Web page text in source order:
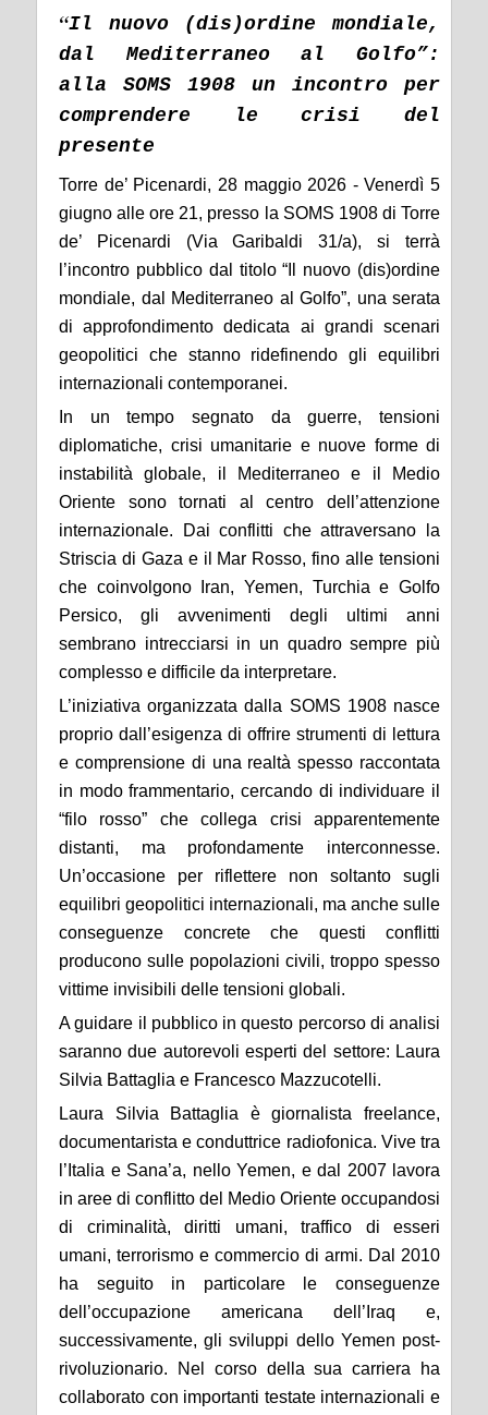
“Il nuovo (dis)ordine mondiale,
dal Mediterraneo al Golfo”:
alla SOMS 1908 un incontro per
comprendere le crisi del
presente
Torre de’ Picenardi, 28 maggio 2026 - Venerdì 5
giugno alle ore 21, presso la SOMS 1908 di Torre
de’ Picenardi (Via Garibaldi 31/a), si terrà
l’incontro pubblico dal titolo “Il nuovo (dis)ordine
mondiale, dal Mediterraneo al Golfo”, una serata
di approfondimento dedicata ai grandi scenari
geopolitici che stanno ridefinendo gli equilibri
internazionali contemporanei.
In un tempo segnato da guerre, tensioni
diplomatiche, crisi umanitarie e nuove forme di
instabilità globale, il Mediterraneo e il Medio
Oriente sono tornati al centro dell’attenzione
internazionale. Dai conflitti che attraversano la
Striscia di Gaza e il Mar Rosso, fino alle tensioni
che coinvolgono Iran, Yemen, Turchia e Golfo
Persico, gli avvenimenti degli ultimi anni
sembrano intrecciarsi in un quadro sempre più
complesso e difficile da interpretare.
L’iniziativa organizzata dalla SOMS 1908 nasce
proprio dall’esigenza di offrire strumenti di lettura
e comprensione di una realtà spesso raccontata
in modo frammentario, cercando di individuare il
“filo rosso” che collega crisi apparentemente
distanti, ma profondamente interconnesse.
Un’occasione per riflettere non soltanto sugli
equilibri geopolitici internazionali, ma anche sulle
conseguenze concrete che questi conflitti
producono sulle popolazioni civili, troppo spesso
vittime invisibili delle tensioni globali.
A guidare il pubblico in questo percorso di analisi
saranno due autorevoli esperti del settore: Laura
Silvia Battaglia e Francesco Mazzucotelli.
Laura Silvia Battaglia è giornalista freelance,
documentarista e conduttrice radiofonica. Vive tra
l’Italia e Sana’a, nello Yemen, e dal 2007 lavora
in aree di conflitto del Medio Oriente occupandosi
di criminalità, diritti umani, traffico di esseri
umani, terrorismo e commercio di armi. Dal 2010
ha seguito in particolare le conseguenze
dell’occupazione americana dell’Iraq e,
successivamente, gli sviluppi dello Yemen post-
rivoluzionario. Nel corso della sua carriera ha
collaborato con importanti testate internazionali e